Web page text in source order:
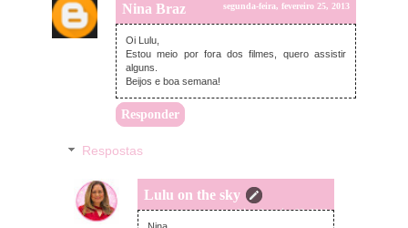
Nina Braz segunda-feira, fevereiro 25, 2013
Oi Lulu,
Estou meio por fora dos filmes, quero assistir
alguns.
Beijos e boa semana!
Responder
Respostas
Lulu on the sky
terça-feira, fevereiro 26, 2013